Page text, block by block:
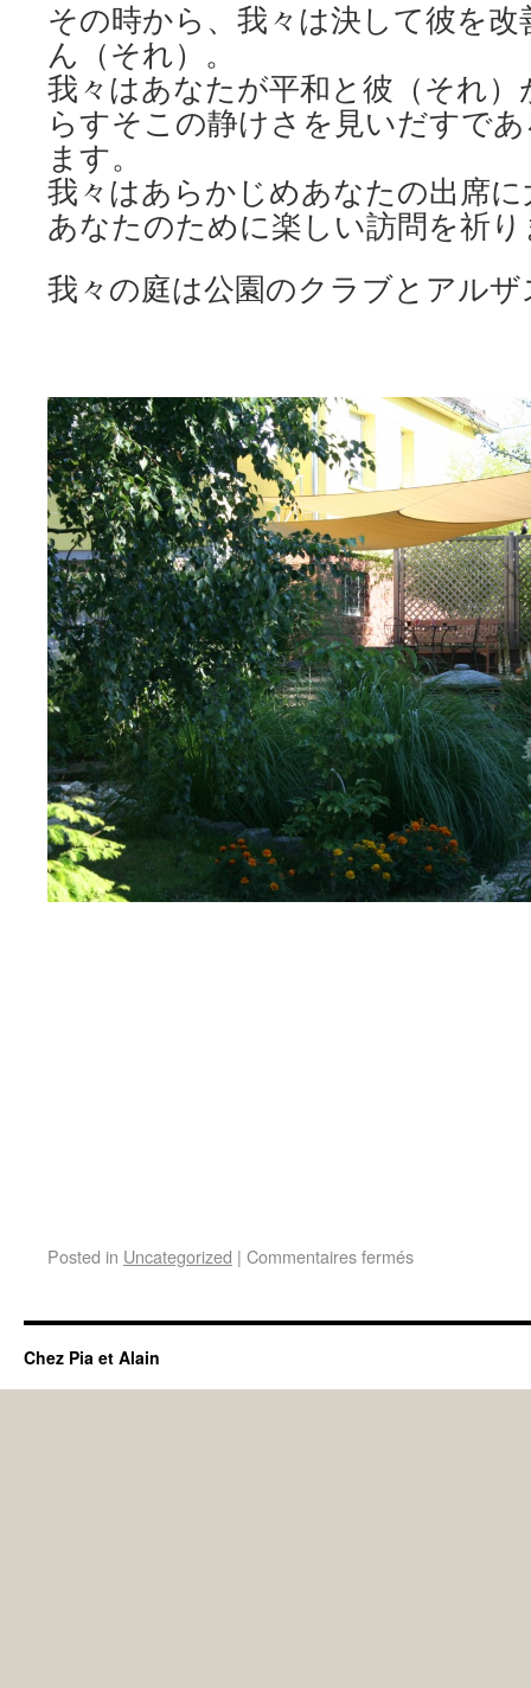
その時から、我々は決して彼を
ん（それ）。
我々はあなたが平和と彼（それ
らすそこの静けさを見いだすで
ます。
我々はあらかじめあなたの出席
あなたのために楽しい訪問を祈
我々の庭は公園のクラブとアル
Posted in Uncategorized | Commentaires fermés
Chez Pia et Alain